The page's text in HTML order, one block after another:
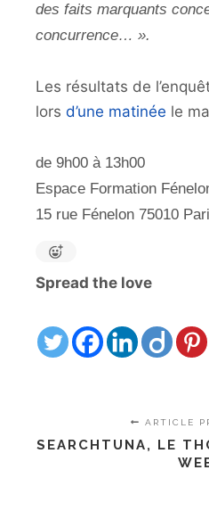
des faits marquants
concurrence… ».
Les résultats de
lors d’une matinée le
de 9h00 à 13h00
Espace Formation
15 rue Fénelon 75010
Spread the love
ARTICLE
SEARCHTUNA, LE